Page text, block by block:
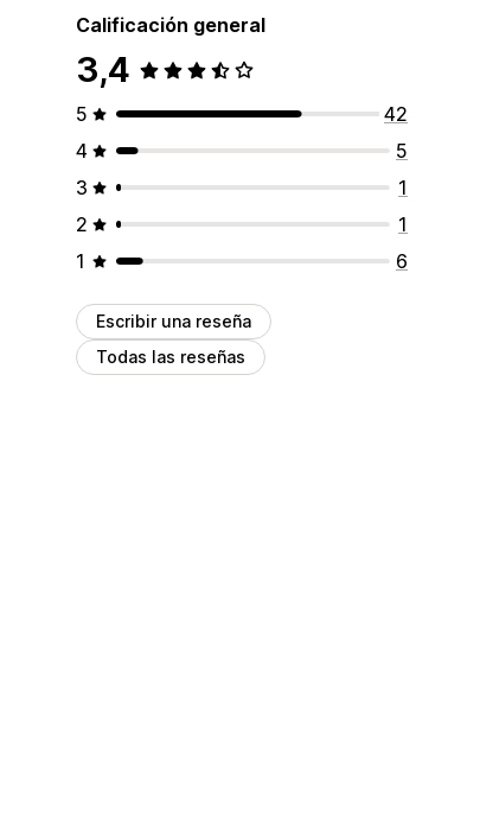
Calificación general
3,4
5
42
4
5
3
1
2
1
1
6
Escribir una reseña
Todas las reseñas